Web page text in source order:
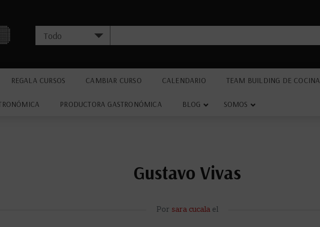
REGALA CURSOS CAMBIAR CURSO CALENDARIO TEAM BUILDING DE COCINA
PRODUCTORA GASTRONÓMICA BLOG SOMOS
Gustavo Vivas
Por sara cucala el